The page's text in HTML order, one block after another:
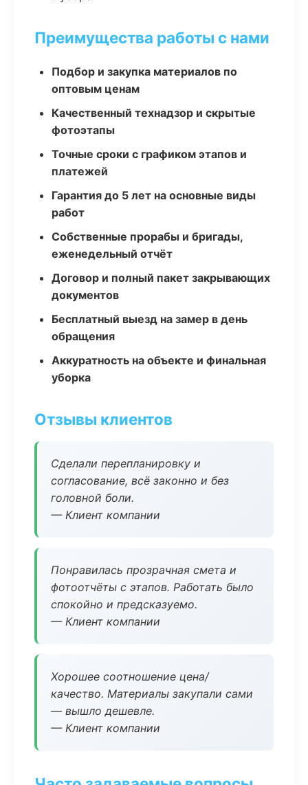
Преимущества работы с нами
Подбор и закупка материалов по
оптовым ценам
Качественный технадзор и скрытые
фотоэтапы
Точные сроки с графиком этапов и
платежей
Гарантия до 5 лет на основные виды
работ
Собственные прорабы и бригады,
еженедельный отчёт
Договор и полный пакет закрывающих
документов
Бесплатный выезд на замер в день
обращения
Аккуратность на объекте и финальная
уборка
Отзывы клиентов
Сделали перепланировку и
согласование, всё законно и без
головной боли.
— Клиент компании
Понравилась прозрачная смета и
фотоотчёты с этапов. Работать было
спокойно и предсказуемо.
— Клиент компании
Хорошее соотношение цена/
качество. Материалы закупали сами
— вышло дешевле.
— Клиент компании